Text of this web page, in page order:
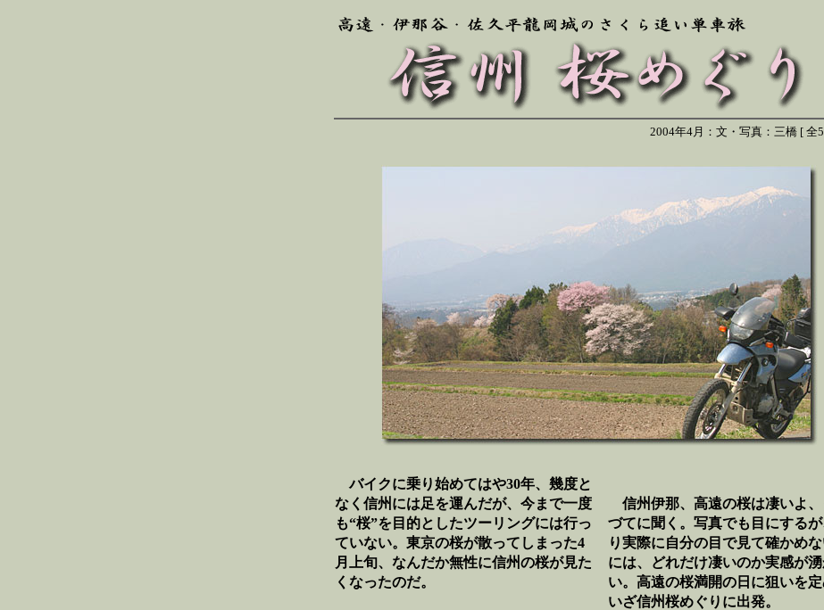
2004年4月：文・写真：三橋 [ 全
バイクに乗り始めてはや30年、幾度と
なく信州には足を運んだが、今まで一度
も“桜”を目的としたツーリングには行っ
ていない。東京の桜が散ってしまった4
月上旬、なんだか無性に信州の桜が見た
くなったのだ。
信州伊那、高遠の桜は凄いよ、
づてに聞く。写真でも目にする
り実際に自分の目で見て確かめ
には、どれだけ凄いのか実感が
い。高遠の桜満開の日に狙いを定
いざ信州桜めぐりに出発。